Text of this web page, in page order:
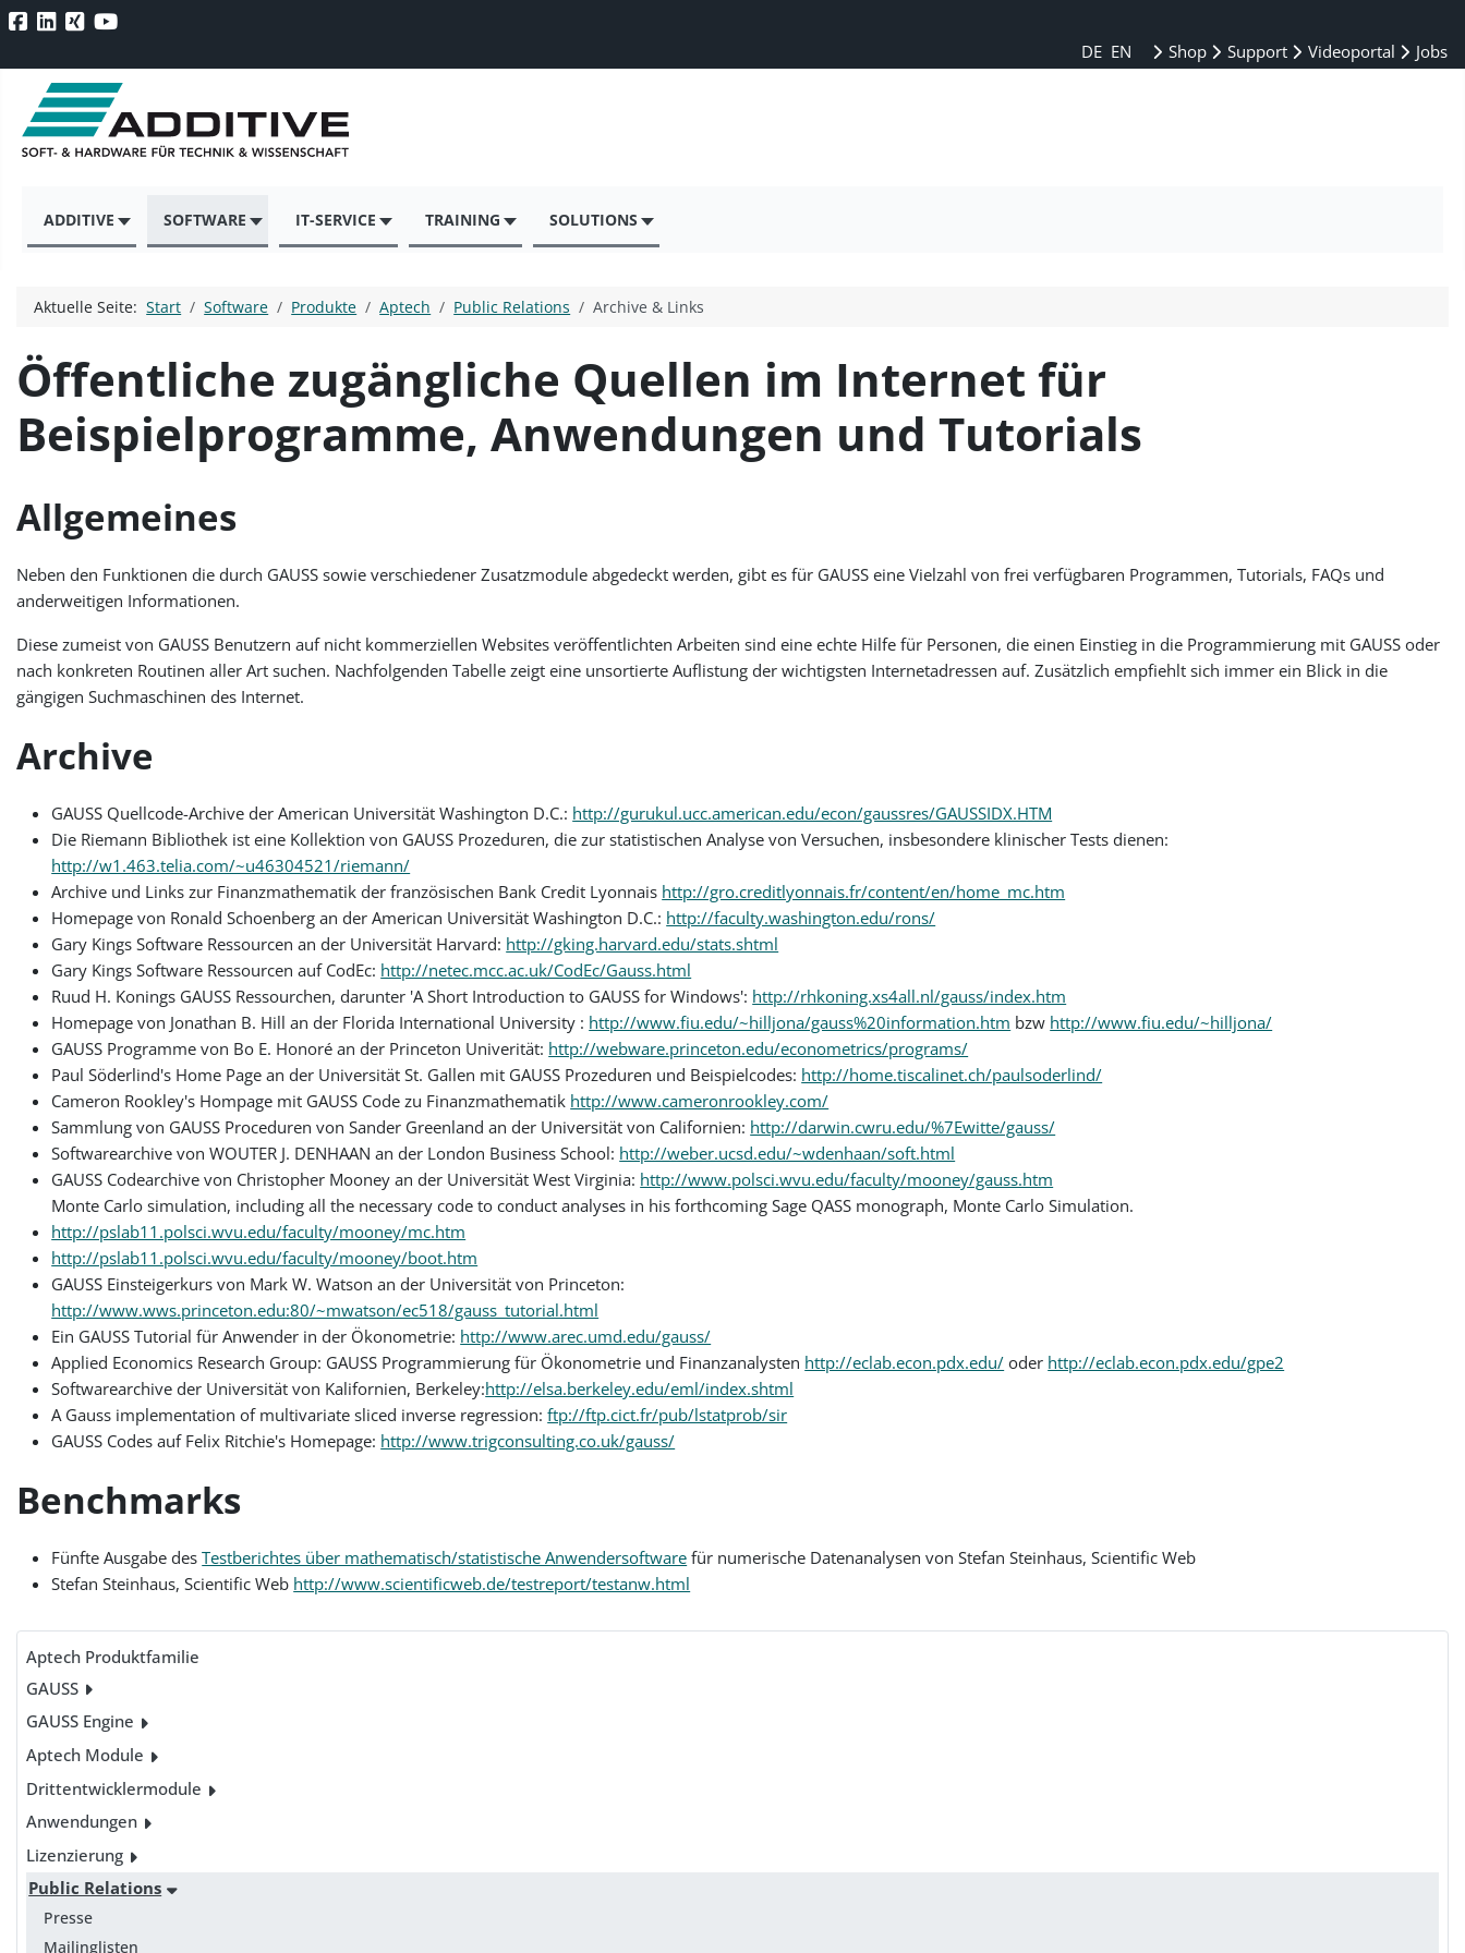
DE EN Shop Support Videoportal Jobs
ADDITIVE SOFTWARE IT-SERVICE TRAINING SOLUTIONS
Aptech Produktfamilie
GAUSS
GAUSS Engine
Aptech Module
Drittentwicklermodule
Anwendungen
Lizenzierung
Public Relations
Presse
Mailinglisten
Aktuelle Seite:Start Software Produkte Aptech Public Relations Archive & Links
Öffentliche zugängliche Quellen im Internet für
Beispielprogramme, Anwendungen und Tutorials
Allgemeines
Neben den Funktionen die durch GAUSS sowie verschiedener Zusatzmodule abgedeckt werden, gibt es für GAUSS eine Vielzahl von frei verfügbaren Programmen, Tutorials, FAQs und
anderweitigen Informationen.
Diese zumeist von GAUSS Benutzern auf nicht kommerziellen Websites veröffentlichten Arbeiten sind eine echte Hilfe für Personen, die einen Einstieg in die Programmierung mit GAUSS oder
nach konkreten Routinen aller Art suchen. Nachfolgenden Tabelle zeigt eine unsortierte Auflistung der wichtigsten Internetadressen auf. Zusätzlich empfiehlt sich immer ein Blick in die
gängigen Suchmaschinen des Internet.
Archive
GAUSS Quellcode-Archive der American Universität Washington D.C.: http://gurukul.ucc.american.edu/econ/gaussres/GAUSSIDX.HTM
Die Riemann Bibliothek ist eine Kollektion von GAUSS Prozeduren, die zur statistischen Analyse von Versuchen, insbesondere klinischer Tests dienen:
http://w1.463.telia.com/~u46304521/riemann/
Archive und Links zur Finanzmathematik der französischen Bank Credit Lyonnais http://gro.creditlyonnais.fr/content/en/home_mc.htm
Homepage von Ronald Schoenberg an der American Universität Washington D.C.: http://faculty.washington.edu/rons/
Gary Kings Software Ressourcen an der Universität Harvard: http://gking.harvard.edu/stats.shtml
Gary Kings Software Ressourcen auf CodEc: http://netec.mcc.ac.uk/CodEc/Gauss.html
Ruud H. Konings GAUSS Ressourchen, darunter 'A Short Introduction to GAUSS for Windows': http://rhkoning.xs4all.nl/gauss/index.htm
Homepage von Jonathan B. Hill an der Florida International University : http://www.fiu.edu/~hilljona/gauss%20information.htm bzw http://www.fiu.edu/~hilljona/
GAUSS Programme von Bo E. Honoré an der Princeton Univerität: http://webware.princeton.edu/econometrics/programs/
Paul Söderlind's Home Page an der Universität St. Gallen mit GAUSS Prozeduren und Beispielcodes: http://home.tiscalinet.ch/paulsoderlind/
Cameron Rookley's Hompage mit GAUSS Code zu Finanzmathematik http://www.cameronrookley.com/
Sammlung von GAUSS Proceduren von Sander Greenland an der Universität von Californien: http://darwin.cwru.edu/%7Ewitte/gauss/
Softwarearchive von WOUTER J. DENHAAN an der London Business School: http://weber.ucsd.edu/~wdenhaan/soft.html
GAUSS Codearchive von Christopher Mooney an der Universität West Virginia: http://www.polsci.wvu.edu/faculty/mooney/gauss.htm
Monte Carlo simulation, including all the necessary code to conduct analyses in his forthcoming Sage QASS monograph, Monte Carlo Simulation.
http://pslab11.polsci.wvu.edu/faculty/mooney/mc.htm
http://pslab11.polsci.wvu.edu/faculty/mooney/boot.htm
GAUSS Einsteigerkurs von Mark W. Watson an der Universität von Princeton:
http://www.wws.princeton.edu:80/~mwatson/ec518/gauss_tutorial.html
Ein GAUSS Tutorial für Anwender in der Ökonometrie: http://www.arec.umd.edu/gauss/
Applied Economics Research Group: GAUSS Programmierung für Ökonometrie und Finanzanalysten http://eclab.econ.pdx.edu/ oder http://eclab.econ.pdx.edu/gpe2
Softwarearchive der Universität von Kalifornien, Berkeley:http://elsa.berkeley.edu/eml/index.shtml
A Gauss implementation of multivariate sliced inverse regression:ftp://ftp.cict.fr/pub/lstatprob/sir
GAUSS Codes auf Felix Ritchie's Homepage: http://www.trigconsulting.co.uk/gauss/
Benchmarks
Fünfte Ausgabe desTestberichtes über mathematisch/statistische Anwendersoftware für numerische Datenanalysen von Stefan Steinhaus, Scientific Web
Stefan Steinhaus, Scientific Web http://www.scientificweb.de/testreport/testanw.html